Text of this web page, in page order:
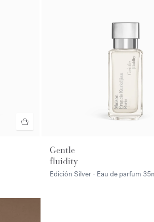
Gentle
fluidity
Edición Silver - Eau de parfum